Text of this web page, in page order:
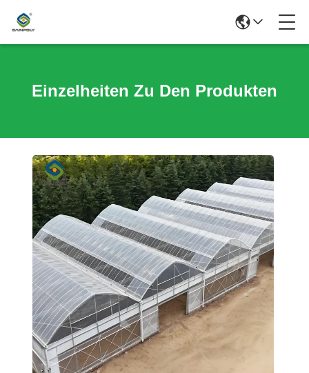
Einzelheiten Zu Den Produkten